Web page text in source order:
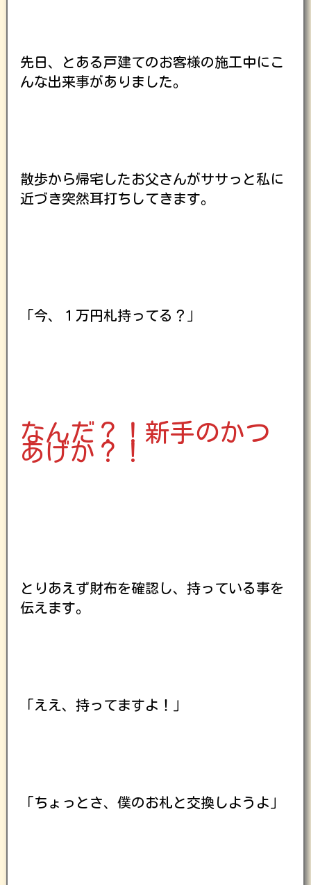
先日、とある戸建てのお客様の施工中にこ
んな出来事がありました。
散歩から帰宅したお父さんがササっと私に
近づき突然耳打ちしてきます。
「今、１万円札持ってる？」
なんだ？！新手のかつ
あげか？！
とりあえず財布を確認し、持っている事を
伝えます。
「ええ、持ってますよ！」
「ちょっとさ、僕のお札と交換しようよ」